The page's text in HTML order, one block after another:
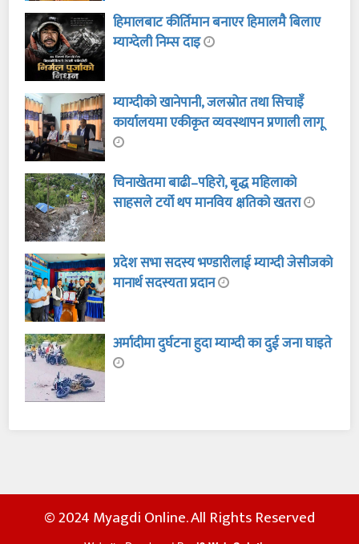
हिमालबाट कीर्तिमान बनाएर हिमालमै बिलाए
म्याग्देली निम्स दाइ
म्याग्दीको खानेपानी, जलस्रोत तथा सिचाइँ
कार्यालयमा एकीकृत व्यवस्थापन प्रणाली लागू
चिनाखेतमा बाढी–पहिरो, बृद्ध महिलाको
साहसले टर्यो थप मानविय क्षतिको खतरा
प्रदेश सभा सदस्य भण्डारीलाई म्याग्दी जेसीजको
मानार्थ सदस्यता प्रदान
अर्मादीमा दुर्घटना हुदा म्याग्दी का दुई जना घाइते
© 2024 Myagdi Online. All Rights Reserved